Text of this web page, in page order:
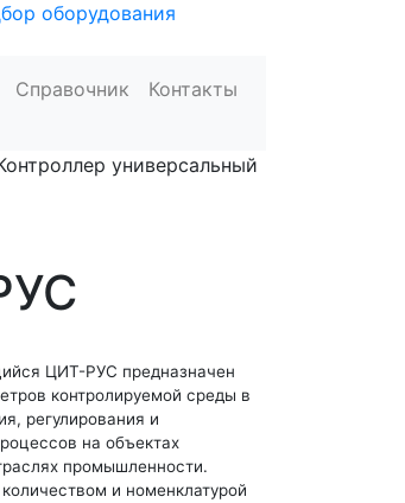
оборудования
Справочник Контакты
универсальный
ЦИТ-РУС предназначен
контролируемой среды в
регулирования и
на объектах
промышленности.
и номенклатурой